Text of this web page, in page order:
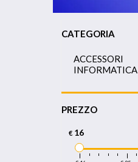
CATEGORIA
ACCESSORI
INFORMATICA
PREZZO
€16